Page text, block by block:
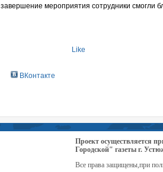
завершение мероприятия сотрудники смогли
Like
ВКонтакте
Проект осуществляется
Городской" газеты г.
Все права защищены,при